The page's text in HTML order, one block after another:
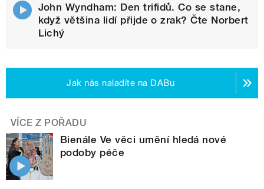
John Wyndham: Den trifidů. Co se stane,
když většina lidí přijde o zrak? Čte Norbert
Lichý
Jak nás naladíte na DABu
VÍCE Z POŘADU
Bienále Ve věci umění hledá nové
podoby péče